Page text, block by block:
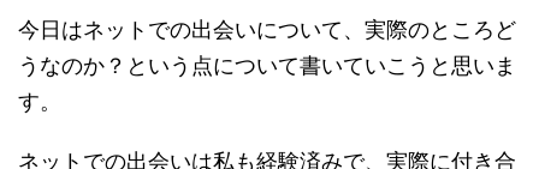
今日はネットでの出会いについて、実際のところど
うなのか？という点について書いていこうと思いま
す。
ネットでの出会いは私も経験済みで、実際に付き合